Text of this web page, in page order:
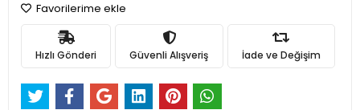
Favorilerime ekle
Hızlı Gönderi Güvenli Alışveriş İade ve Değişim